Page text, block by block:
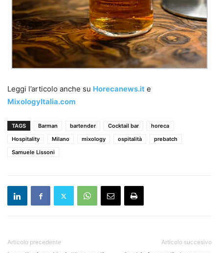
Leggi l’articolo anche su Horecanews.it e
MixologyItalia.com
TAGS Barman bartender Cocktail bar
horeca
Hospitality
Milano mixology ospitalità
prebatch
Samuele Lissoni
Articolo precedente Articolo succesivo